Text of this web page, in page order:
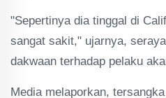
"Sepertinya dia tinggal di
sangat sakit," ujarnya,
dakwaan terhadap pelaku
Media melaporkan,